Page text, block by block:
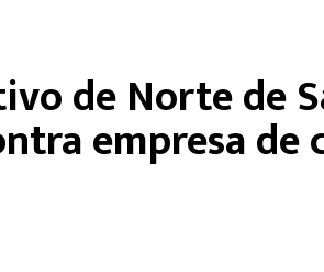
de Norte de
empresa